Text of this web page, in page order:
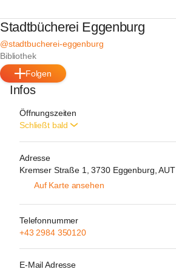
Stadtbücherei Eggenburg
@stadtbucherei-eggenburg
Bibliothek
Folgen
Infos
Öffnungszeiten
Schließt bald
Adresse
Kremser Straße 1, 3730 Eggenburg, AUT
Auf Karte ansehen
Telefonnummer
+43 2984 350120
E-Mail Adresse